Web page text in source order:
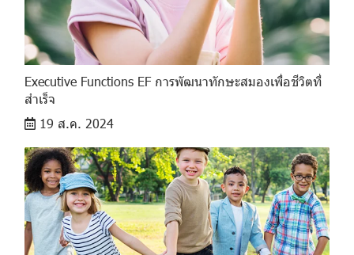
Executive Functions EF การพัฒนาทักษะสมองเพื่อชีวิตที่
สำเร็จ
19 ส.ค. 2024